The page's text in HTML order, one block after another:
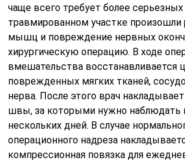
чаще всего требует более
травмированном участке
мышц и повреждение нервных
хирургическую операцию. В ходе
вмешательства восстанавливается
поврежденных мягких тканей,
нерва. После этого врач
швы, за которыми нужно наблюдать
нескольких дней. В случае
операционного надреза
компрессионная повязка для